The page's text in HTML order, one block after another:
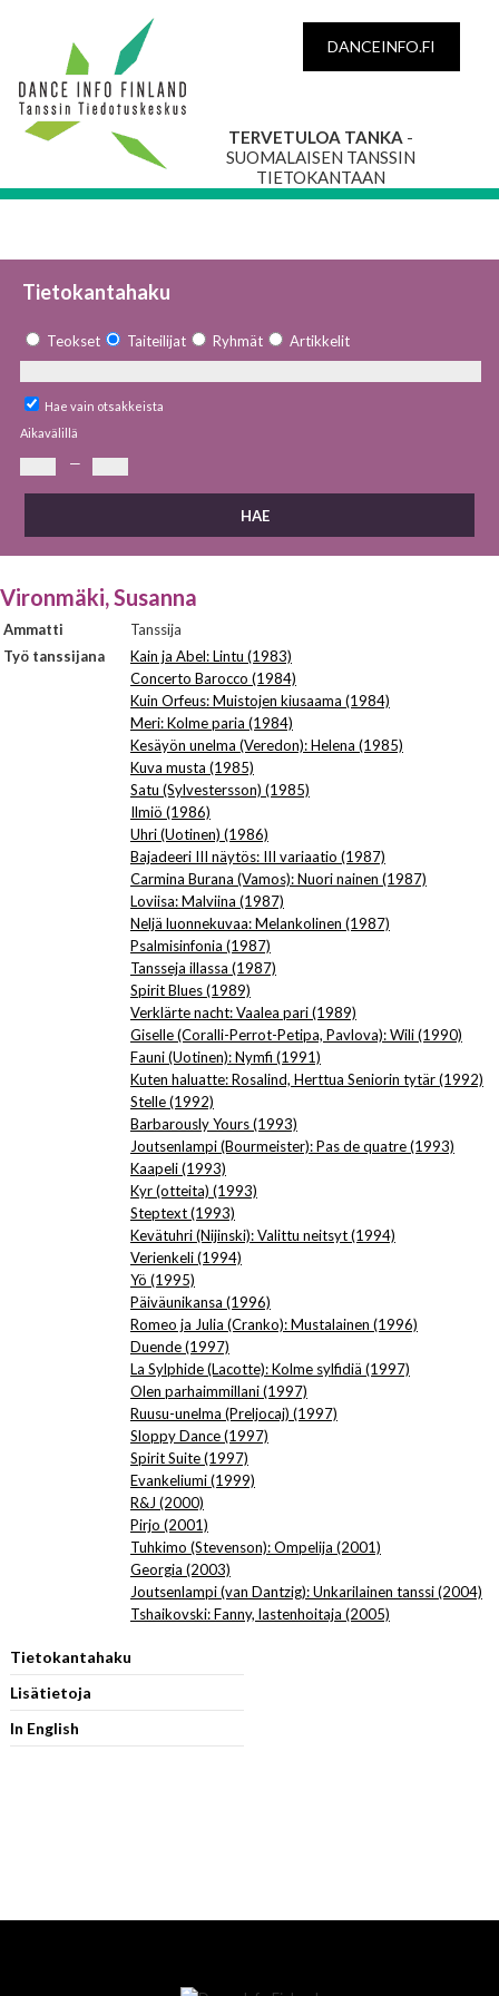
DANCEINFO.FI
TERVETULOA TANKA -
SUOMALAISEN TANSSIN
TIETOKANTAAN
Tietokantahaku
Teokset Taiteilijat Ryhmät Artikkelit
Hae vain otsakkeista
Aikavälillä
—
Vironmäki, Susanna
Ammatti
Tanssija
Työ tanssijana
Kain ja Abel: Lintu (1983)
Concerto Barocco (1984)
Kuin Orfeus: Muistojen kiusaama (1984)
Meri: Kolme paria (1984)
Kesäyön unelma (Veredon): Helena (1985)
Kuva musta (1985)
Satu (Sylvestersson) (1985)
Ilmiö (1986)
Uhri (Uotinen) (1986)
Bajadeeri III näytös: III variaatio (1987)
Carmina Burana (Vamos): Nuori nainen (1987)
Loviisa: Malviina (1987)
Neljä luonnekuvaa: Melankolinen (1987)
Psalmisinfonia (1987)
Tansseja illassa (1987)
Spirit Blues (1989)
Verklärte nacht: Vaalea pari (1989)
Giselle (Coralli-Perrot-Petipa, Pavlova): Wili (1990)
Fauni (Uotinen): Nymfi (1991)
Kuten haluatte: Rosalind, Herttua Seniorin tytär (1992)
Stelle (1992)
Barbarously Yours (1993)
Joutsenlampi (Bourmeister): Pas de quatre (1993)
Kaapeli (1993)
Kyr (otteita) (1993)
Steptext (1993)
Kevätuhri (Nijinski): Valittu neitsyt (1994)
Verienkeli (1994)
Yö (1995)
Päiväunikansa (1996)
Romeo ja Julia (Cranko): Mustalainen (1996)
Duende (1997)
La Sylphide (Lacotte): Kolme sylfidiä (1997)
Olen parhaimmillani (1997)
Ruusu-unelma (Preljocaj) (1997)
Sloppy Dance (1997)
Spirit Suite (1997)
Evankeliumi (1999)
R&J (2000)
Pirjo (2001)
Tuhkimo (Stevenson): Ompelija (2001)
Georgia (2003)
Joutsenlampi (van Dantzig): Unkarilainen tanssi (2004)
Tshaikovski: Fanny, lastenhoitaja (2005)
Tietokantahaku
Lisätietoja
In English